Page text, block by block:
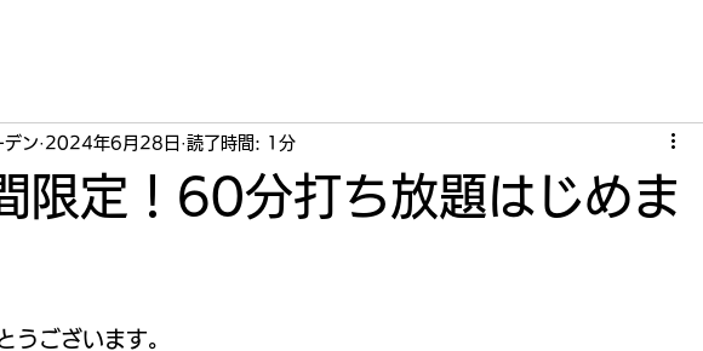
限定！60分打ち放題はじめま
デン 2024年6月28日 読了時間: 1分
うございます。